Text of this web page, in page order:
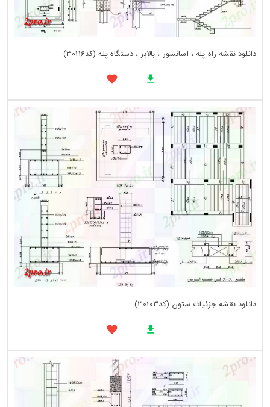
دانلود نقشه راه پله ، اسانسور ، بالابر ، دستگاه پله (کد30116)
دانلود نقشه جزئیات ستون (کد30103)